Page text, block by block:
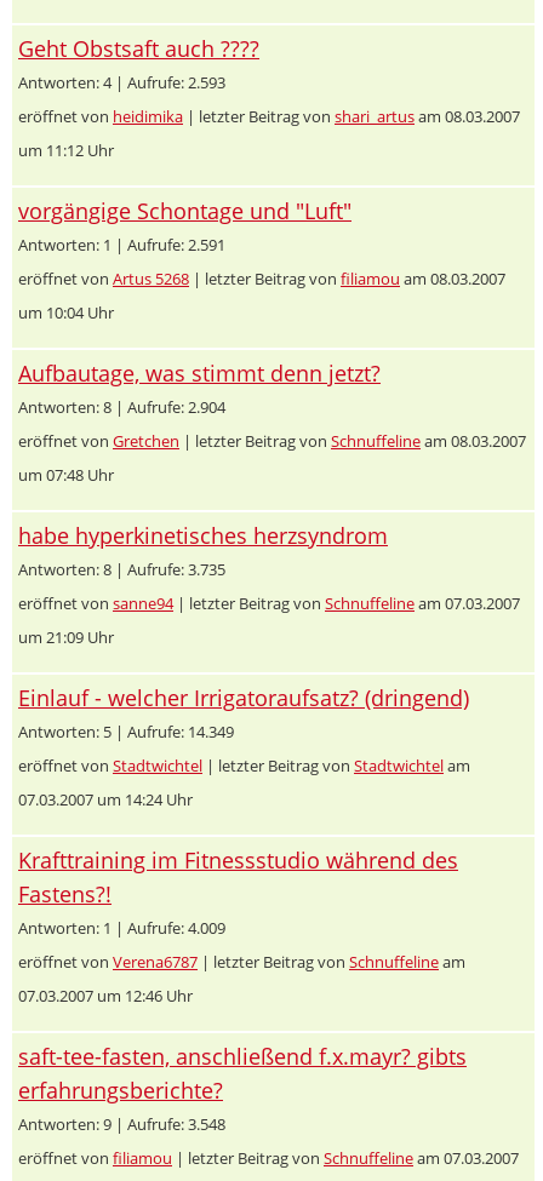
Geht Obstsaft auch ????
Antworten: 4 | Aufrufe: 2.593
eröffnet von heidimika | letzter Beitrag von shari_artusam 08.03.2007
um 11:12 Uhr
vorgängige Schontage und "Luft"
Antworten: 1 | Aufrufe: 2.591
eröffnet von Artus 5268 | letzter Beitrag von filiamou am 08.03.2007
um 10:04 Uhr
Aufbautage, was stimmt denn jetzt?
Antworten: 8 | Aufrufe: 2.904
eröffnet von Gretchen | letzter Beitrag von Schnuffelineam 08.03.2007
um 07:48 Uhr
habe hyperkinetisches herzsyndrom
Antworten: 8 | Aufrufe: 3.735
eröffnet von sanne94| letzter Beitrag von Schnuffelineam 07.03.2007
um 21:09 Uhr
Einlauf - welcher Irrigatoraufsatz? (dringend)
Antworten: 5 | Aufrufe: 14.349
eröffnet von Stadtwichtel | letzter Beitrag von Stadtwichtelam
07.03.2007 um 14:24 Uhr
Krafttraining im Fitnessstudio während des
Fastens?!
Antworten: 1 | Aufrufe: 4.009
eröffnet von Verena6787 | letzter Beitrag von Schnuffelineam
07.03.2007 um 12:46 Uhr
saft-tee-fasten, anschließend f.x.mayr? gibts
erfahrungsberichte?
Antworten: 9 | Aufrufe: 3.548
eröffnet von filiamou | letzter Beitrag von Schnuffelineam 07.03.2007